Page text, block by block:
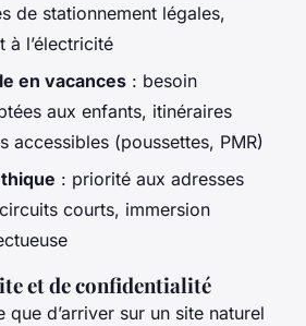
de stationnement légales,
à l’électricité
en vacances : besoin
aux enfants, itinéraires
accessibles (poussettes, PMR)
: priorité aux adresses
courts, immersion
et de confidentialité
que d’arriver sur un site naturel